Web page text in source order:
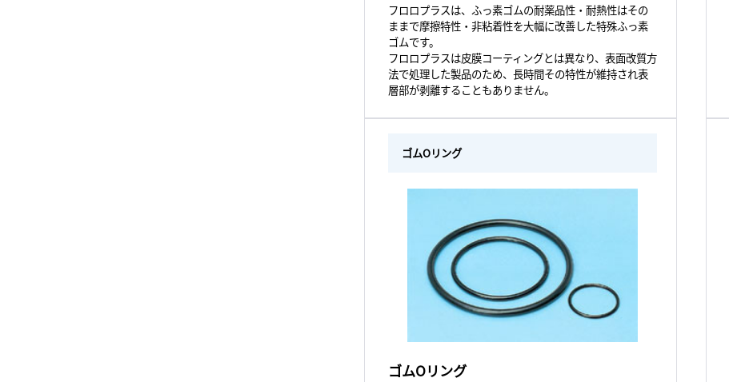
フロロプラスは、ふっ素ゴムの耐薬品性・耐熱性はその
ままで摩擦特性・非粘着性を大幅に改善した特殊ふっ素
ゴムです。
フロロプラスは皮膜コーティングとは異なり、表面改質方
法で処理した製品のため、長時間その特性が維持され表
層部が剥離することもありません。
ゴムOリング
ゴムOリング